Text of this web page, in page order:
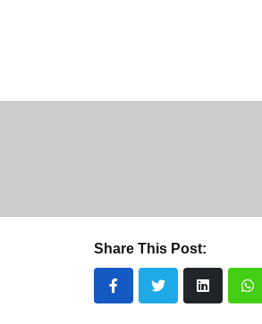
Share This Post: